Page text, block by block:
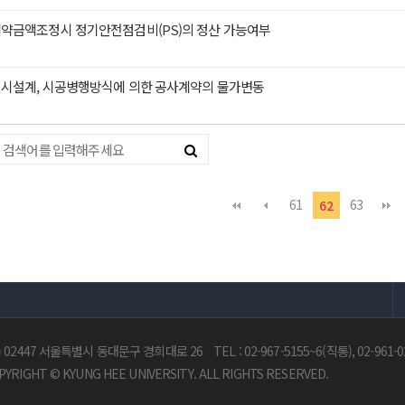
금액조정시 정기안전점검비(PS)의 정산 가능여부
설계, 시공병행방식에 의한 공사계약의 물가변동
61 62 63
02447 서울특별시 동대문구 경희대로 26
TEL : 02-967-5155~6(직통), 02-961-
© KYUNG HEE UNIVERSITY. ALL RIGHTS RESERVED.